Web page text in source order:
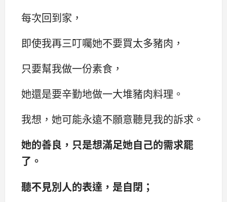
每次回到家，
即使我再三叮囑她不要買太多豬肉，
只要幫我做一份素食，
她還是要辛勤地做一大堆豬肉料理。
我想，她可能永遠不願意聽見我的訴求。
她的善良，只是想滿足她自己的需求罷
了。
聽不見別人的表達，是自閉；